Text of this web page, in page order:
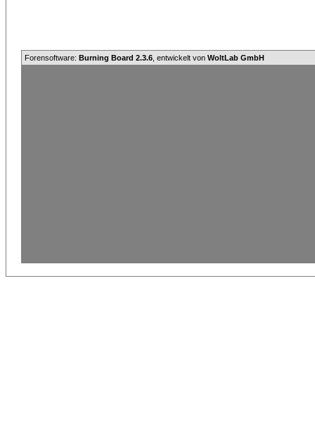
Forensoftware: Burning Board 2.3.6 , entwickelt von WoltLab GmbH